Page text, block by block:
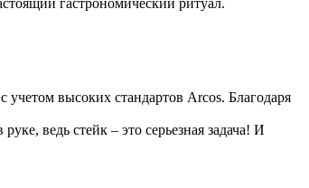
гастрономический ритуал.
учетом высоких стандартов Arcos. Благодаря
ведь стейк – это серьезная задача! И